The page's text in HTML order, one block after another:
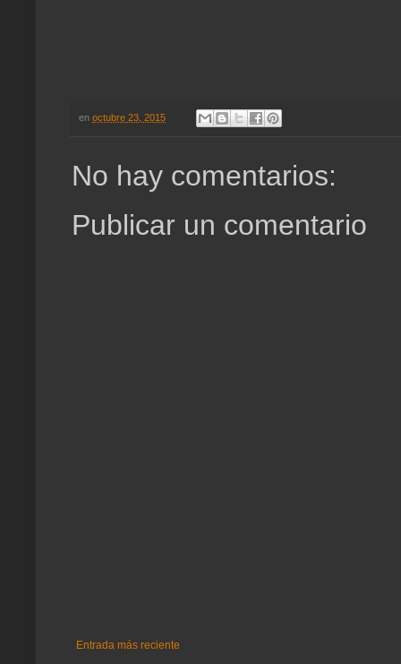
en octubre 23, 2015
No hay comentarios:
Publicar un comentario
Entrada más reciente